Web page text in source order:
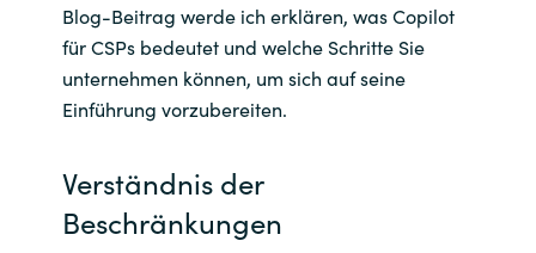
Netherlands
Norway
Philippines
Blog-Beitrag werde ich erklären, was Copilot
für CSPs bedeutet und welche Schritte Sie
unternehmen können, um sich auf seine
Einführung vorzubereiten.
Verständnis der
Beschränkungen